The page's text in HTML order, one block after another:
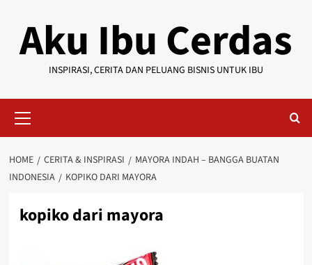
contentAku Ibu Cerdas
INSPIRASI, CERITA DAN PELUANG BISNIS UNTUK IBU
Menu
HOME CERITA & INSPIRASI
MAYORA INDAH – BANGGA BUATAN
INDONESIA
KOPIKO DARI MAYORA
kopiko dari mayora